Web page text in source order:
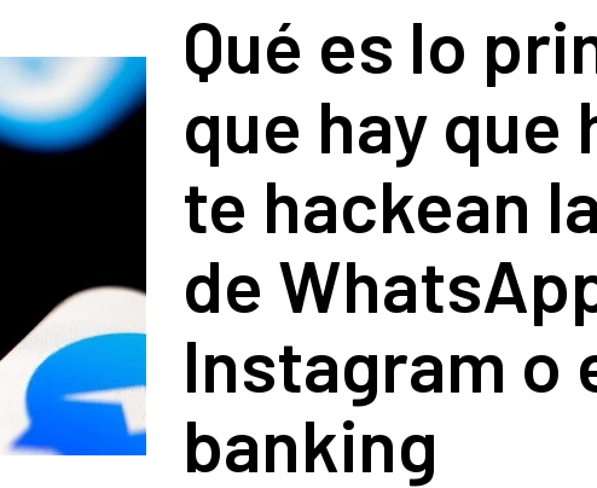
Qué es lo
que hay que
te hackean
de
Instagram o
banking